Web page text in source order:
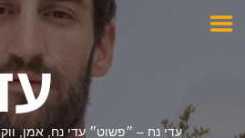
עדי נח – ״פשוט״ עדי נח, אמן,